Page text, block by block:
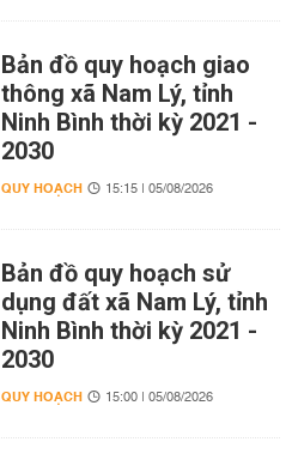
Bản đồ quy hoạch giao
thông xã Nam Lý, tỉnh
Ninh Bình thời kỳ 2021 -
2030
QUY HOẠCH 15:15 | 05/08/2026
Bản đồ quy hoạch sử
dụng đất xã Nam Lý, tỉnh
Ninh Bình thời kỳ 2021 -
2030
QUY HOẠCH 15:00 | 05/08/2026